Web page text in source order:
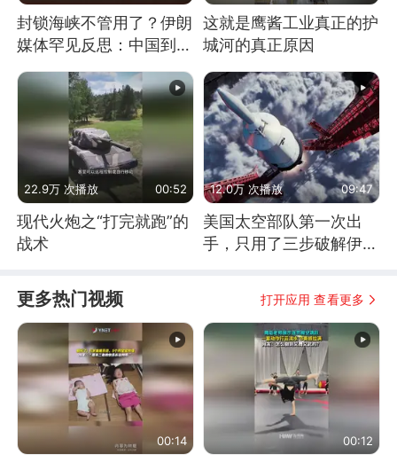
封锁海峡不管用了？伊朗
媒体罕见反思：中国到底
这就是鹰酱工业真正的护
城河的真正原因
22.9万 次播放 00:52
现代火炮之“打完就跑”的
战术
12.0万 次播放 09:47
美国太空部队第一次出
手，只用了三步破解伊朗
更多热门视频 打开应用 查看更多
00:14 00:12